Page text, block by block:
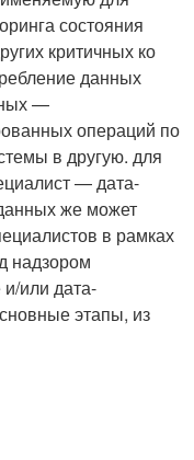
состояния
критичных ко
данных
—
операций по
в другую. для
— дата-
же может
в рамках
надзором
или дата-
этапы, из